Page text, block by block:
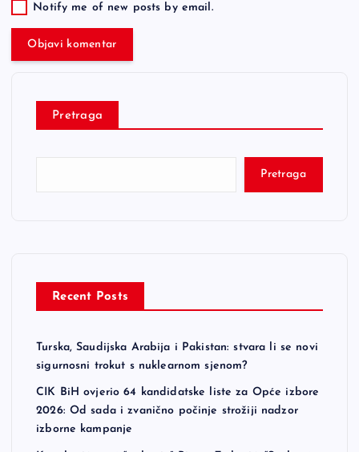
Notify me of new posts by email.
Pretraga
Pretraga
Recent Posts
Turska, Saudijska Arabija i Pakistan: stvara li se novi
sigurnosni trokut s nuklearnom sjenom?
CIK BiH ovjerio 64 kandidatske liste za Opće izbore
2026: Od sada i zvanično počinje strožiji nadzor
izborne kampanje